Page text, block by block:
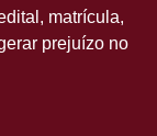
matrícula,
prejuízo no